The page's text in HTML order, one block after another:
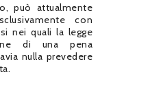
può attualmente
con
nei quali la legge
di una pena
nulla prevedere